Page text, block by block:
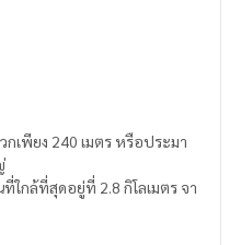
เพียง 240 เมตร หรือประมา
ใกล้ที่สุดอยู่ที่ 2.8 กิโลเมตร จา